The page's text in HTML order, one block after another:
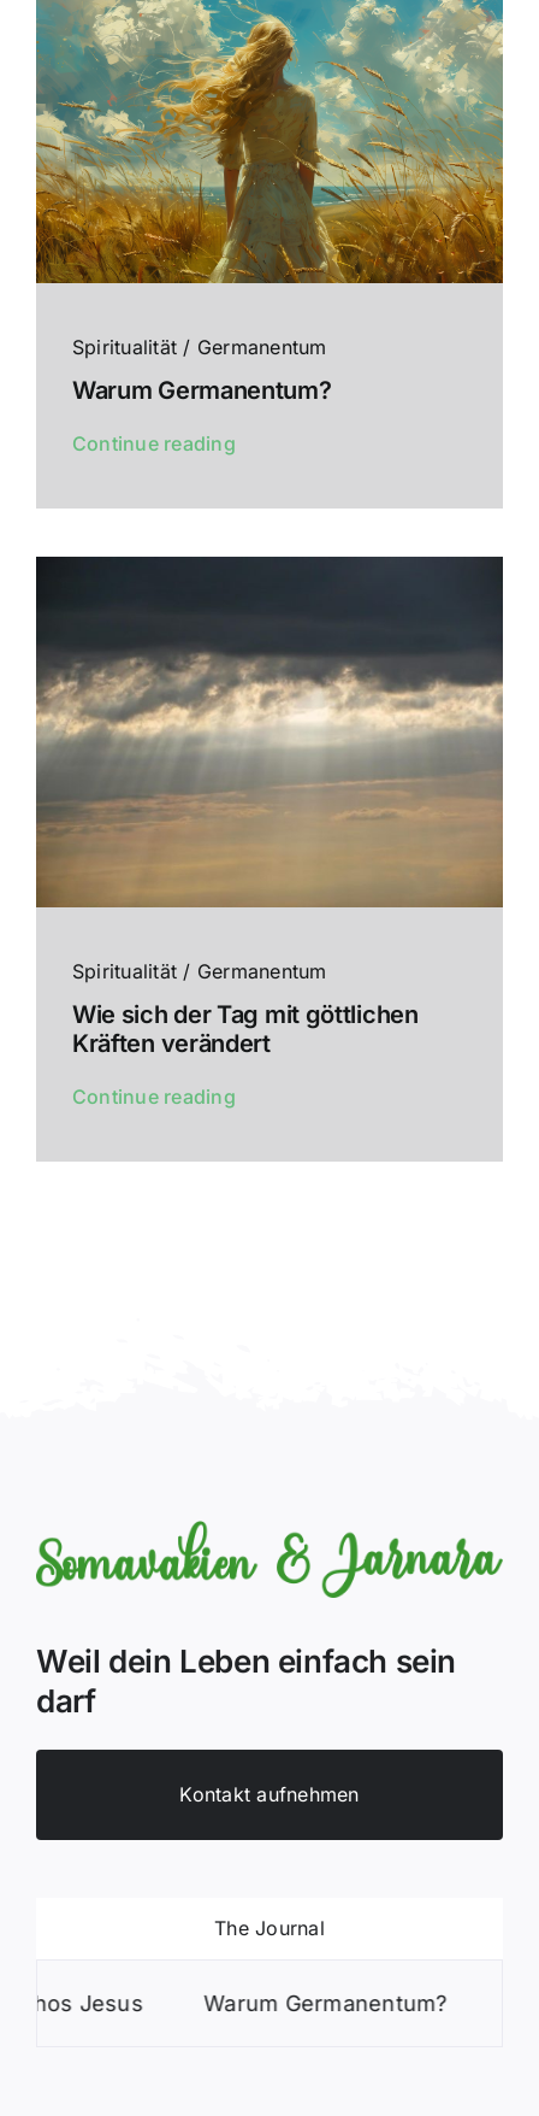
Spiritualität / Germanentum
Warum Germanentum?
Continue reading
Spiritualität / Germanentum
Wie sich der Tag mit göttlichen
Kräften verändert
Continue reading
Weil dein Leben einfach sein
darf
Kontakt aufnehmen
The Journal
Jesus Warum Germanentum? Wie sich